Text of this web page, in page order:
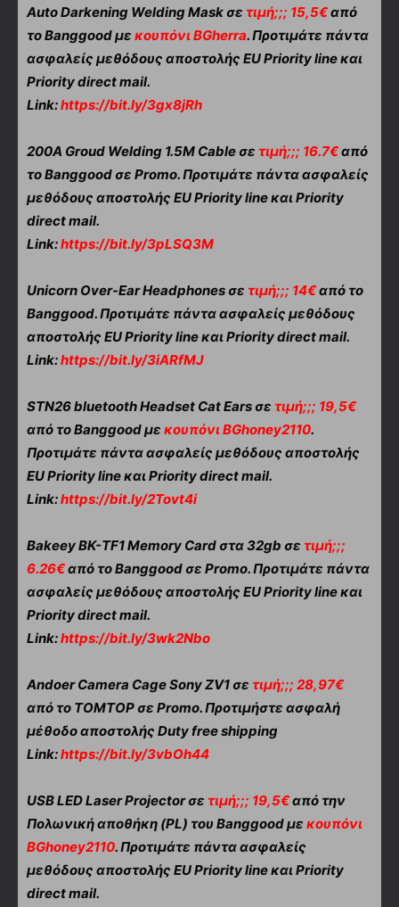
Auto Darkening Welding Mask σε τιμή;;; 15,5€από
το Banggood με κουπόνι BGherra. Προτιμάτε πάντα
ασφαλείς μεθόδους αποστολής EU Priority line και
Priority direct mail.
Link:https://bit.ly/3gx8jRh
200A Groud Welding 1.5M Cable σε τιμή;;; 16.7€από
το Banggood σε Promo. Προτιμάτε πάντα ασφαλείς
μεθόδους αποστολής EU Priority line και Priority
direct mail.
Link:https://bit.ly/3pLSQ3M
Unicorn Over-Ear Headphones σε τιμή;;; 14€από το
Banggood. Προτιμάτε πάντα ασφαλείς μεθόδους
αποστολής EU Priority line και Priority direct mail.
Link:https://bit.ly/3iARfMJ
STN26 bluetooth Headset Cat Ears σε τιμή;;; 19,5€
από το Banggood με κουπόνι BGhoney2110.
Προτιμάτε πάντα ασφαλείς μεθόδους αποστολής
EU Priority line και Priority direct mail.
Link:https://bit.ly/2Tovt4i
Bakeey BK-TF1 Memory Card στα 32gb σε τιμή;;;
6.26€από το Banggood σε Promo. Προτιμάτε πάντα
ασφαλείς μεθόδους αποστολής EU Priority line και
Priority direct mail.
Link:https://bit.ly/3wk2Nbo
Andoer Camera Cage Sony ZV1 σε τιμή;;; 28,97€
από το TOMTOP σε Promo. Προτιμήστε ασφαλή
μέθοδο αποστολής Duty free shipping
Link:https://bit.ly/3vbOh44
USB LED Laser Projector σε τιμή;;; 19,5€από την
Πολωνική αποθήκη (PL) του Banggood με κουπόνι
BGhoney2110. Προτιμάτε πάντα ασφαλείς
μεθόδους αποστολής EU Priority line και Priority
direct mail.